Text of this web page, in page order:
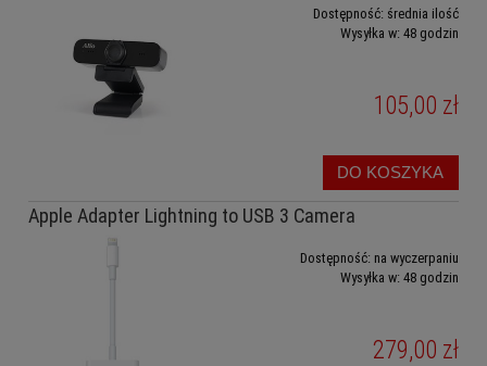
Dostępność: średnia ilość
Wysyłka w: 48 godzin
105,00 zł
DO KOSZYKA
Apple Adapter Lightning to USB 3 Camera
Dostępność: na wyczerpaniu
Wysyłka w: 48 godzin
279,00 zł